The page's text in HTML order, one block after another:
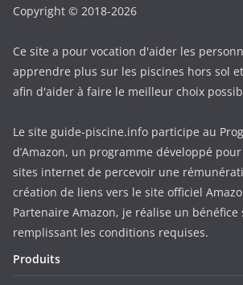
Copyright © 2018-2026
Ce site a pour vocation d'aider les
apprendre plus sur les piscines hors sol
afin d'aider à faire le meilleur choix
Le site guide-piscine.info participe au
d’Amazon, un programme développé
sites internet de percevoir une
création de liens vers le site officiel
Partenaire Amazon, je réalise un bénéfice
remplissant les conditions requises.
Produits